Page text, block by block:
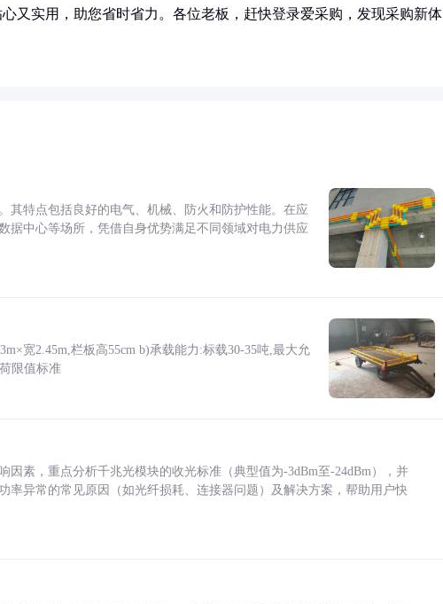
又实用，助您省时省力。各位老板，赶快登录爱采购，发现采购新体
其特点包括良好的电气、机械、防火和防护性能。在应
据中心等场所，凭借自身优势满足不同领域对电力供应
宽2.45m,栏板高55cm b)承载能力:标载30-35吨,最大允
限值标准
因素，重点分析千兆光模块的收光标准（典型值为-3dBm至-24dBm），并
率异常的常见原因（如光纤损耗、连接器问题）及解决方案，帮助用户快